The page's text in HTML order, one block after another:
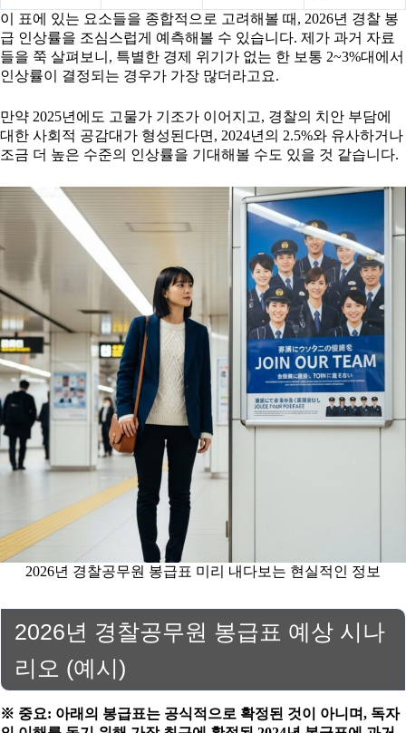
이 표에 있는 요소들을 종합적으로 고려해볼 때, 2026년 경찰 봉
급 인상률을 조심스럽게 예측해볼 수 있습니다. 제가 과거 자료
들을 쭉 살펴보니, 특별한 경제 위기가 없는 한 보통 2~3%대에서
인상률이 결정되는 경우가 가장 많더라고요.
만약 2025년에도 고물가 기조가 이어지고, 경찰의 치안 부담에
대한 사회적 공감대가 형성된다면, 2024년의 2.5%와 유사하거나
조금 더 높은 수준의 인상률을 기대해볼 수도 있을 것 같습니다.
2026년 경찰공무원 봉급표 미리 내다보는 현실적인 정보
2026년 경찰공무원 봉급표 예상 시나
리오 (예시)
※ 중요: 아래의 봉급표는 공식적으로 확정된 것이 아니며, 독자